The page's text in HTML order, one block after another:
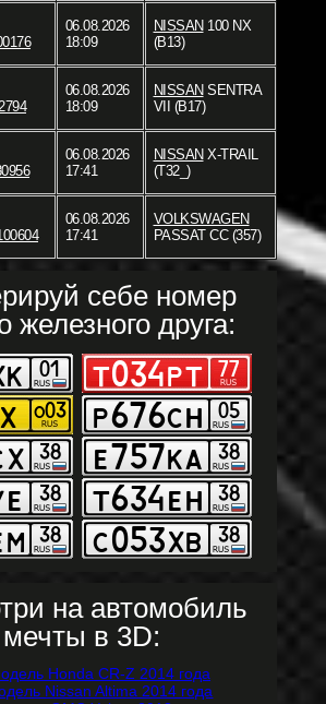
06.08.2026
18:09
NISSAN 100 NX
(B13)
06.08.2026
18:09
NISSAN SENTRA
VII (B17)
06.08.2026
17:41
NISSAN X-TRAIL
(T32_)
06.08.2026
17:41
VOLKSWAGEN
PASSAT CC (357)
себе номер
железного друга:
на автомобиль
мечты в 3D: